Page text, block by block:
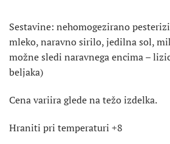
Sestavine: nehomogezirano
mleko, naravno sirilo, jedilna sol,
možne sledi naravnega encima –
beljaka)
Cena variira glede na težo izdelka.
Hraniti pri temperaturi +8